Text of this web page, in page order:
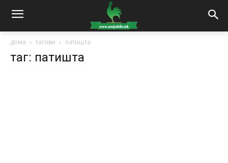
дома тагови патишта
таг: патишта